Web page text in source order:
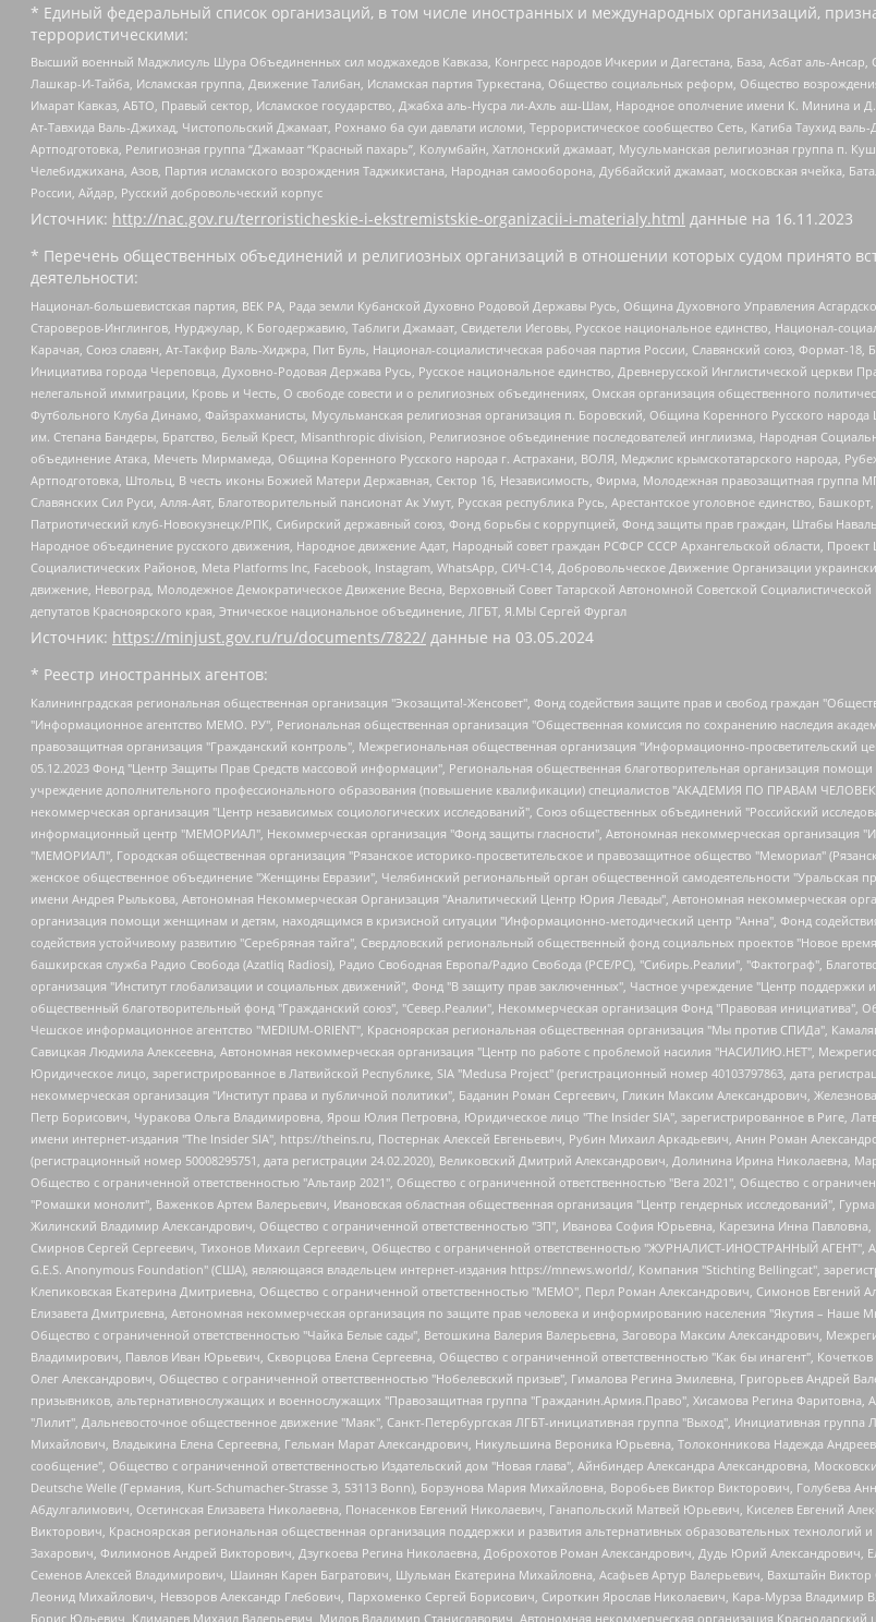
* Единый федеральный список организаций, в том числе иностранных и международных организаций,
террористическими:
Высший военный Маджлисуль Шура Объединенных сил моджахедов Кавказа, Конгресс народов Ичкерии и Дагестана, База, Асбат аль-
Лашкар-И-Тайба, Исламская группа, Движение Талибан, Исламская партия Туркестана, Общество социальных реформ, Общество
Имарат Кавказ, АБТО, Правый сектор, Исламское государство, Джабха аль-Нусра ли-Ахль аш-Шам, Народное ополчение имени К. Минина и
Ат-Тавхида Валь-Джихад, Чистопольский Джамаат, Рохнамо ба суи давлати исломи, Террористическое сообщество Сеть, Катиба Таухид
Артподготовка, Религиозная группа “Джамаат “Красный пахарь”, Колумбайн, Хатлонский джамаат, Мусульманская религиозная группа п.
Челебиджихана, Азов, Партия исламского возрождения Таджикистана, Народная самооборона, Дуббайский джамаат, московская ячейка,
России, Айдар, Русский добровольческий корпус
Источник: http://nac.gov.ru/terroristicheskie-i-ekstremistskie-organizacii-i-materialy.html данные на 16.11.2023
* Перечень общественных объединений и религиозных организаций в отношении которых судом принято
деятельности:
Национал-большевистская партия, ВЕК РА, Рада земли Кубанской Духовно Родовой Державы Русь, Община Духовного Управления
Староверов-Инглингов, Нурджулар, К Богодержавию, Таблиги Джамаат, Свидетели Иеговы, Русское национальное единство, Национал-
Карачая, Союз славян, Ат-Такфир Валь-Хиджра, Пит Буль, Национал-социалистическая рабочая партия России, Славянский союз, Формат-
Инициатива города Череповца, Духовно-Родовая Держава Русь, Русское национальное единство, Древнерусской Инглистической
нелегальной иммиграции, Кровь и Честь, О свободе совести и о религиозных объединениях, Омская организация общественного
Футбольного Клуба Динамо, Файзрахманисты, Мусульманская религиозная организация п. Боровский, Община Коренного Русского
им. Степана Бандеры, Братство, Белый Крест, Misanthropic division, Религиозное объединение последователей инглиизма, Народная
объединение Атака, Мечеть Мирмамеда, Община Коренного Русского народа г. Астрахани, ВОЛЯ, Меджлис крымскотатарского народа,
Артподготовка, Штольц, В честь иконы Божией Матери Державная, Сектор 16, Независимость, Фирма, Молодежная правозащитная группа
Славянских Сил Руси, Алля-Аят, Благотворительный пансионат Ак Умут, Русская республика Русь, Арестантское уголовное единство,
Патриотический клуб-Новокузнецк/РПК, Сибирский державный союз, Фонд борьбы с коррупцией, Фонд защиты прав граждан, Штабы
Народное объединение русского движения, Народное движение Адат, Народный совет граждан РСФСР СССР Архангельской области,
Социалистических Районов, Meta Platforms Inc, Facebook, Instagram, WhatsApp, СИЧ-С14, Добровольческое Движение Организации
движение, Невоград, Молодежное Демократическое Движение Весна, Верховный Совет Татарской Автономной Советской
депутатов Красноярского края, Этническое национальное объединение, ЛГБТ, Я.МЫ Сергей Фургал
Источник: https://minjust.gov.ru/ru/documents/7822/ данные на 03.05.2024
* Реестр иностранных агентов:
Калининградская региональная общественная организация "Экозащита!-Женсовет", Фонд содействия защите прав и свобод граждан "Общественный вердикт", Фонд "Институт Развития Свободы Информации", Частное учреждение "Информационное агентство МЕМО. РУ", Региональная общественная организация "Общественная комиссия по сохранению наследия академика Сахарова", Фонд поддержки свободы прессы, Санкт-Петербургская общественная правозащитная организация "Гражданский контроль", Межрегиональная общественная организация "Информационно-просветительский центр "Мемориал", Региональный Фонд "Центр Защиты Прав Средств Массовой Информации", с 05.12.2023 Фонд "Центр Защиты Прав Средств массовой информации", Региональная общественная благотворительная организация помощи беженцам и мигрантам "Гражданское содействие", Негосударственное образовательное учреждение дополнительного профессионального образования (повышение квалификации) специалистов "АКАДЕМИЯ ПО ПРАВАМ ЧЕЛОВЕКА", Свердловская региональная общественная организация "Сутяжник", Автономная некоммерческая организация "Центр независимых социологических исследований", Союз общественных объединений "Российский исследовательский центр по правам человека", Региональное общественное учреждение научно-информационный центр "МЕМОРИАЛ", Некоммерческая организация "Фонд защиты гласности", Автономная некоммерческая организация "Институт прав человека", Городская общественная организация "Екатеринбургское общество "МЕМОРИАЛ", Городская общественная организация "Рязанское историко-просветительское и правозащитное общество "Мемориал" (Рязанский Мемориал), Челябинский региональный орган общественной самодеятельности – женское общественное объединение "Женщины Евразии", Челябинский региональный орган общественной самодеятельности "Уральская правозащитная группа", Фонд содействия защите здоровья и социальной справедливости имени Андрея Рылькова, Автономная Некоммерческая Организация "Аналитический Центр Юрия Левады", Автономная некоммерческая организация социальной поддержки населения "Проект Апрель", Региональная общественная организация помощи женщинам и детям, находящимся в кризисной ситуации "Информационно-методический центр "Анна", Фонд содействия развитию массовых коммуникаций и правовому просвещению "Так-так-Так", Фонд содействия устойчивому развитию "Серебряная тайга", Свердловский региональный общественный фонд социальных проектов "Новое время", "Idel.Реалии", Кавказ.Реалии, Крым.Реалии, Телеканал Настоящее Время, Татаро-башкирская служба Радио Свобода (Azatliq Radiosi), Радио Свободная Европа/Радио Свобода (PCE/PC), "Сибирь.Реалии", "Фактограф", Благотворительный фонд помощи осужденным и их семьям, Автономная некоммерческая организация "Институт глобализации и социальных движений", Фонд "В защиту прав заключенных", Частное учреждение "Центр поддержки и содействия развитию средств массовой информации", Пензенский региональный общественный благотворительный фонд "Гражданский союз", "Север.Реалии", Некоммерческая организация Фонд "Правовая инициатива", Общество с ограниченной ответственностью "Радио Свободная Европа/Радио Свобода", Чешское информационное агентство "MEDIUM-ORIENT", Красноярская региональная общественная организация "Мы против СПИДа", Камалягин Денис Николаевич, Маркелов Сергей Евгеньевич, Пономарев Лев Александрович, Савицкая Людмила Алексеевна, Автономная некоммерческая организация "Центр по работе с проблемой насилия "НАСИЛИЮ.НЕТ", Межрегиональный профессиональный союз работников здравоохранения "Альянс врачей", Юридическое лицо, зарегистрированное в Латвийской Республике, SIA "Medusa Project" (регистрационный номер 40103797863, дата регистрации 10.06.2014), Некоммерческая организация "Фонд по борьбе с коррупцией", Автономная некоммерческая организация "Институт права и публичной политики", Баданин Роман Сергеевич, Гликин Максим Александрович, Железнова Мария Михайловна, Лукьянова Юлия Сергеевна, Маетная Елизавета Витальевна, Маняхин Петр Борисович, Чуракова Ольга Владимировна, Ярош Юлия Петровна, Юридическое лицо "The Insider SIA", зарегистрированное в Риге, Латвийская Республика (дата регистрации 26.06.2015), являющееся администратором доменного имени интернет-издания "The Insider SIA", https://theins.ru, Постернак Алексей Евгеньевич, Рубин Михаил Аркадьевич, Анин Роман Александрович, Юридическое лицо Istories fonds, зарегистрированное в Латвийской Республике (регистрационный номер 50008295751, дата регистрации 24.02.2020), Великовский Дмитрий Александрович, Долинина Ирина Николаевна, Мароховская Алеся Алексеевна, Шлейнов Роман Юрьевич, Шмагун Олеся Валентиновна, Общество с ограниченной ответственностью "Альтаир 2021", Общество с ограниченной ответственностью "Вега 2021", Общество с ограниченной ответственностью "Главный редактор 2021", Общество с ограниченной ответственностью "Ромашки монолит", Важенков Артем Валерьевич, Ивановская областная общественная организация "Центр гендерных исследований", Гурман Юрий Альбертович, Медиапроект "ОВД-Инфо", Егоров Владимир Владимирович, Жилинский Владимир Александрович, Общество с ограниченной ответственностью "ЗП", Иванова София Юрьевна, Карезина Инна Павловна, Кильтау Екатерина Викторовна, Петров Алексей Викторович, Пискунов Сергей Евгеньевич, Смирнов Сергей Сергеевич, Тихонов Михаил Сергеевич, Общество с ограниченной ответственностью "ЖУРНАЛИСТ-ИНОСТРАННЫЙ АГЕНТ", Арапова Галина Юрьевна, Вольтская Татьяна Анатольевна, Американская компания "Mason G.E.S. Anonymous Foundation" (США), являющаяся владельцем интернет-издания https://mnews.world/, Компания "Stichting Bellingcat", зарегистрированная в Нидерландах (дата регистрации 11.07.2018), Захаров Андрей Вячеславович, Клепиковская Екатерина Дмитриевна, Общество с ограниченной ответственностью "МЕМО", Перл Роман Александрович, Симонов Евгений Алексеевич, Соловьева Елена Анатольевна, Сотников Даниил Владимирович, Сурначева Елизавета Дмитриевна, Автономная некоммерческая организация по защите прав человека и информированию населения "Якутия – Наше Мнение", Общество с ограниченной ответственностью "Москоу диджитал медиа", с 26.01.2023